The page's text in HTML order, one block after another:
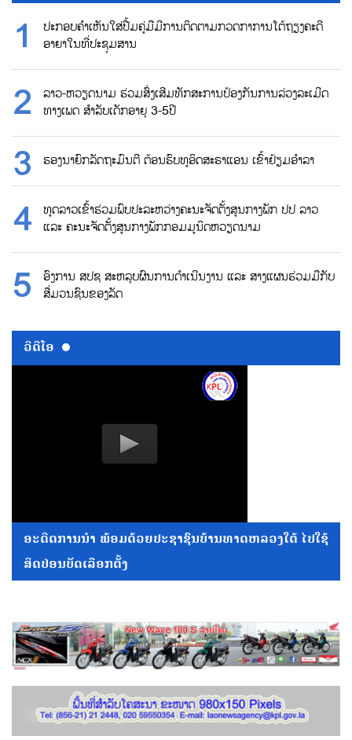
ປະກອບຄຳເຫັນໃສ່ປື້ມຄູ່ມືມີການຕິດຕາມກວດກາການໂຕ້ຖຽງຄະດີ
ອາຍາໃນທີ່ປະຊຸມສານ
ລາວ-ຫວຽດນາມ ຮ່ວມສົ່ງເສີມທັກສະການປ້ອງກັນການລ່ວງລະເມີດ
ທາງເພດ ສຳລັບເດັກອາຍຸ 3-5ປີ
ຮອງນາຍົກລັດຖະມົນຕີ ຕ້ອນຮົບທູອິດສະຣາແອນ ເຂົ້າຢ້ຽມອຳລາ
ທູດລາວເຂົ້າຮ່ວມພົບປະລະຫວ່າງຄະນະຈັດຕັ້ງສູນກາງພັກ ປປ ລາວ
ແລະ ຄະນະຈັດຕັ້ງສູນກາງພັກກອມມູນິດຫວຽດນາມ
ອົງການ ສປຊ ສະຫລຸບຜົນການດຳເນີນງານ ແລະ ສາງແຜນຮ່ວມມືກັບ
ສື່ມວນຊົນຂອງລັດ
ວີດີໂອ
ອະດີດການນໍາ ພ້ອມດ້ວຍປະຊາຊົນບ້ານທາດຫລວງໃຕ້ ໄປໃຊ້
ສິດປ່ອນບັດເລືອກຕັ້ງ